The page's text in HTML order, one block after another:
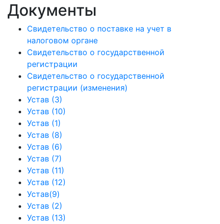
Документы
Свидетельство о поставке на учет в
налоговом органе
Свидетельство о государственной
регистрации
Свидетельство о государственной
регистрации (изменения)
Устав (3)
Устав (10)
Устав (1)
Устав (8)
Устав (6)
Устав (7)
Устав (11)
Устав (12)
Устав(9)
Устав (2)
Устав (13)